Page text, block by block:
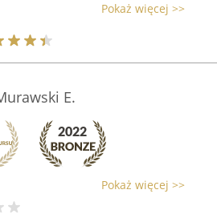
Pokaż więcej >>
E.
Pokaż więcej >>